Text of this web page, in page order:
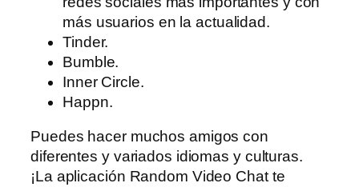
más usuarios en la actualidad.
Tinder.
Bumble.
Inner Circle.
Happn.
Puedes hacer muchos amigos con
diferentes y variados idiomas y culturas.
¡La aplicación Random Video Chat te